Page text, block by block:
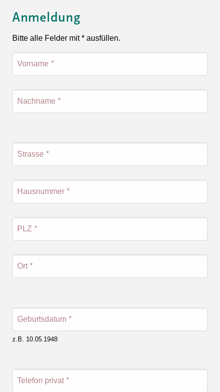
Anmeldung
Bitte alle Felder mit * ausfüllen.
Vorname *
Nachname *
Strasse *
Hausnummer *
PLZ *
Ort *
Geburtsdatum *
z.B. 10.05.1948
Telefon privat *